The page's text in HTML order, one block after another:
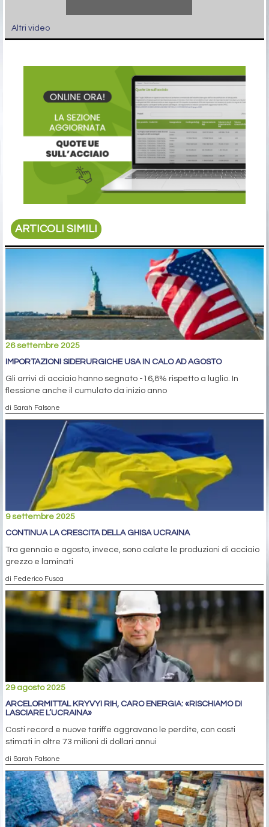
Altri video
ARTICOLI SIMILI
26 settembre 2025
IMPORTAZIONI SIDERURGICHE USA IN CALO AD AGOSTO
Gli arrivi di acciaio hanno segnato -16,8% rispetto a luglio. In
flessione anche il cumulato da inizio anno
di Sarah Falsone
9 settembre 2025
CONTINUA LA CRESCITA DELLA GHISA UCRAINA
Tra gennaio e agosto, invece, sono calate le produzioni di acciaio
grezzo e laminati
di Federico Fusca
29 agosto 2025
ARCELORMITTAL KRYVYI RIH, CARO ENERGIA: «RISCHIAMO DI
LASCIARE L’UCRAINA»
Costi record e nuove tariffe aggravano le perdite, con costi
stimati in oltre 73 milioni di dollari annui
di Sarah Falsone